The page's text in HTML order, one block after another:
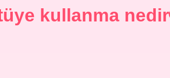
kullanma nedir